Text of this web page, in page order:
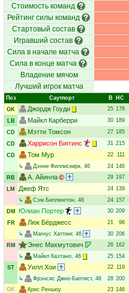
Стоимость команд
Рейтинг силы команд
Стартовый состав
Игравший состав
Сила в начале матча
Сила в конце матча
Владение мячом
Лучший игрок матча
Поз Саутпорт В НC
GK
Джордж Гоуди 25 178
LB
Майкл Карберри 30 189
CD
Мэтти Томсон 27 185
CD
Харрисон Биггинс 31 215
CD
Том Мур 22 111
↳
Дэнни Филлискирк, 46 24 146
RB
А. Айинла 29 197
LM
Джеф Ятс 24 139
↳
Сэм Биллингтон, 46 24 157
DM
Юлиан Портер 30 209
FR
Люк Бёрджесс 21 96
↳
Магнус Хаттинг, 46 30 206
RM
Энес Махмутович 26 162
↳
Майкл Каэтано, 46 25 154
ST
Уилл Хои 22 119
↳
Фрэнсис Джно-Баптист, 46 28 200
GK
Крис Реншоу 23 146